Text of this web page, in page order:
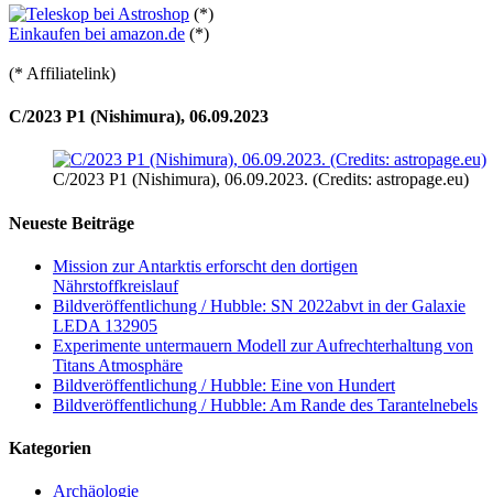
(*)
Einkaufen bei amazon.de (*)
(* Affiliatelink)
C/2023 P1 (Nishimura), 06.09.2023
C/2023 P1 (Nishimura), 06.09.2023. (Credits: astropage.eu)
Neueste Beiträge
Mission zur Antarktis erforscht den dortigen
Nährstoffkreislauf
Bildveröffentlichung / Hubble: SN 2022abvt in der Galaxie
LEDA 132905
Experimente untermauern Modell zur Aufrechterhaltung von
Titans Atmosphäre
Bildveröffentlichung / Hubble: Eine von Hundert
Bildveröffentlichung / Hubble: Am Rande des Tarantelnebels
Kategorien
Archäologie